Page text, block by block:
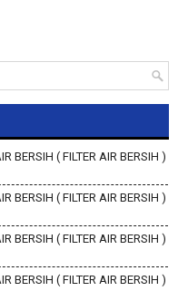
BERSIH ( FILTER AIR BERSIH )
BERSIH ( FILTER AIR BERSIH )
BERSIH ( FILTER AIR BERSIH )
BERSIH ( FILTER AIR BERSIH )